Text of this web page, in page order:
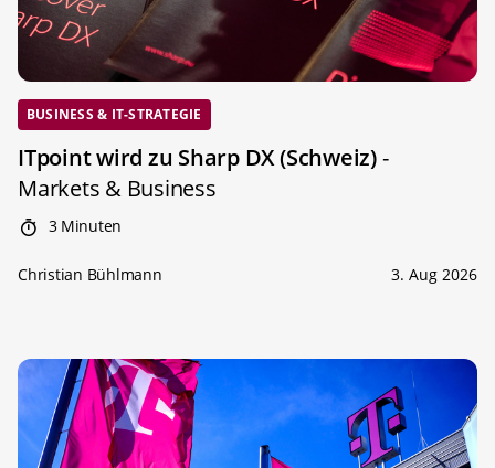
BUSINESS & IT-STRATEGIE
ITpoint wird zu Sharp DX (Schweiz)-
Markets & Business
3 Minuten
Christian Bühlmann 3. Aug 2026